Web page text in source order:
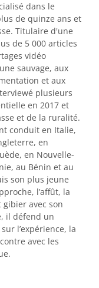
dans le
de quinze ans et
Titulaire d'une
de 5 000 articles
vidéo
sauvage, aux
et aux
plusieurs
en 2017 et
et de la ruralité.
conduit en Italie,
en
en Nouvelle-
au Bénin et au
son plus jeune
l’affût, la
avec son
il défend un
l’expérience, la
avec les